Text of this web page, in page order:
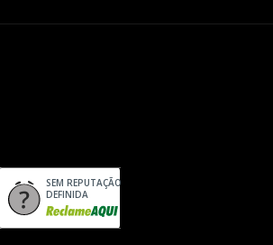
SEM REPUTAÇÃO
DEFINIDA